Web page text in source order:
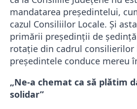
mandatarea președintelui,
cazul Consiliilor Locale. Și
primării președinții de
rotație din cadrul consilierilor
președintele conduce mereu
„Ne-a chemat ca să plătim
solidar”